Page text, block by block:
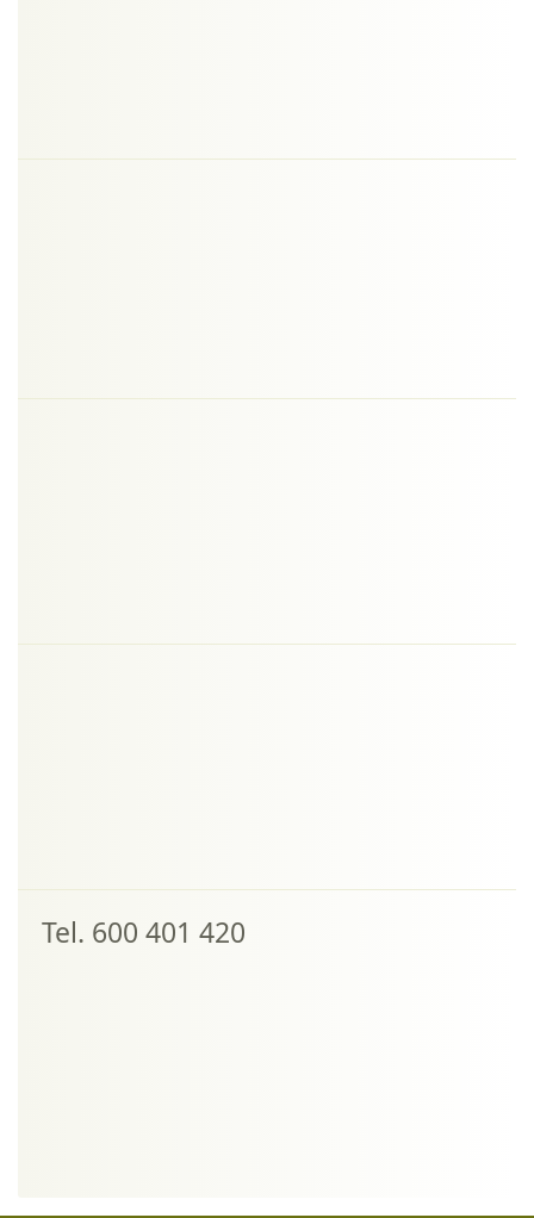
Tel. 600 401 420